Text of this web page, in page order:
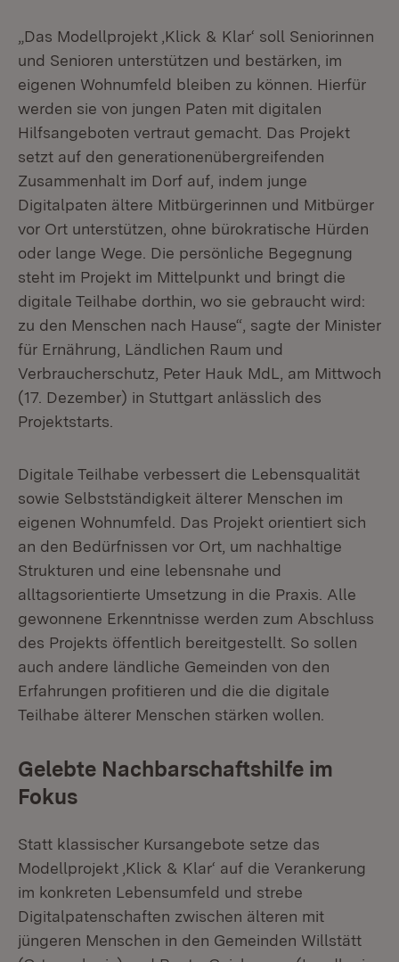
„Das Modellprojekt ‚Klick & Klar‘ soll Seniorinnen
und Senioren unterstützen und bestärken, im
eigenen Wohnumfeld bleiben zu können. Hierfür
werden sie von jungen Paten mit digitalen
Hilfsangeboten vertraut gemacht. Das Projekt
setzt auf den generationenübergreifenden
Zusammenhalt im Dorf auf, indem junge
Digitalpaten ältere Mitbürgerinnen und Mitbürger
vor Ort unterstützen, ohne bürokratische Hürden
oder lange Wege. Die persönliche Begegnung
steht im Projekt im Mittelpunkt und bringt die
digitale Teilhabe dorthin, wo sie gebraucht wird:
zu den Menschen nach Hause“, sagte der Minister
für Ernährung, Ländlichen Raum und
Verbraucherschutz, Peter Hauk MdL, am Mittwoch
(17. Dezember) in Stuttgart anlässlich des
Projektstarts.
Digitale Teilhabe verbessert die Lebensqualität
sowie Selbstständigkeit älterer Menschen im
eigenen Wohnumfeld. Das Projekt orientiert sich
an den Bedürfnissen vor Ort, um nachhaltige
Strukturen und eine lebensnahe und
alltagsorientierte Umsetzung in die Praxis. Alle
gewonnene Erkenntnisse werden zum Abschluss
des Projekts öffentlich bereitgestellt. So sollen
auch andere ländliche Gemeinden von den
Erfahrungen profitieren und die die digitale
Teilhabe älterer Menschen stärken wollen.
Gelebte Nachbarschaftshilfe im
Fokus
Statt klassischer Kursangebote setze das
Modellprojekt ‚Klick & Klar‘ auf die Verankerung
im konkreten Lebensumfeld und strebe
Digitalpatenschaften zwischen älteren mit
jüngeren Menschen in den Gemeinden Willstätt